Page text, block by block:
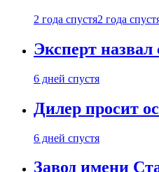
2 года спустя2 года
Эксперт
6 дней спустя
Дилер просит
6 дней спустя
Завод имени